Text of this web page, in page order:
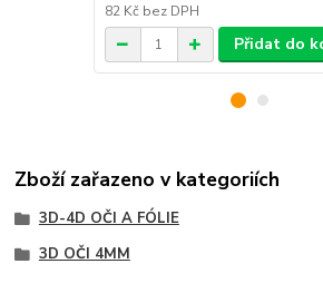
82 Kč bez DPH
Přidat do
Zboží zařazeno v kategoriích
3D-4D OČI A FÓLIE
3D OČI 4MM